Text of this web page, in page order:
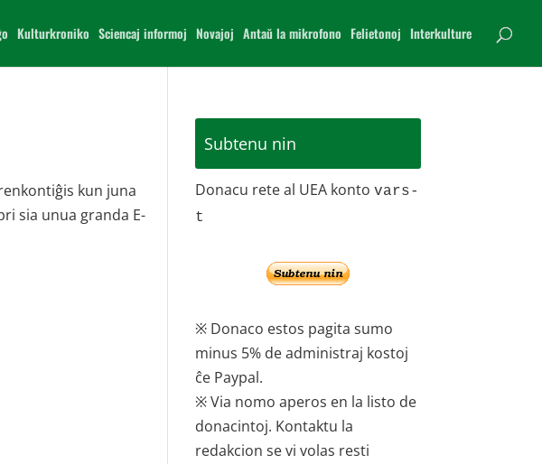
Kulturkroniko Sciencaj informoj Novajoj Antaŭ la mikrofono Felietonoj Interkulture
kun juna
sia unua granda E-
Subtenu nin
Donacu rete al UEA kontovars-
t
※ Donaco estos pagita sumo
minus 5% de administraj kostoj
ĉe Paypal.
※ Via nomo aperos en la listo de
donacintoj. Kontaktu la
redakcion se vi volas resti